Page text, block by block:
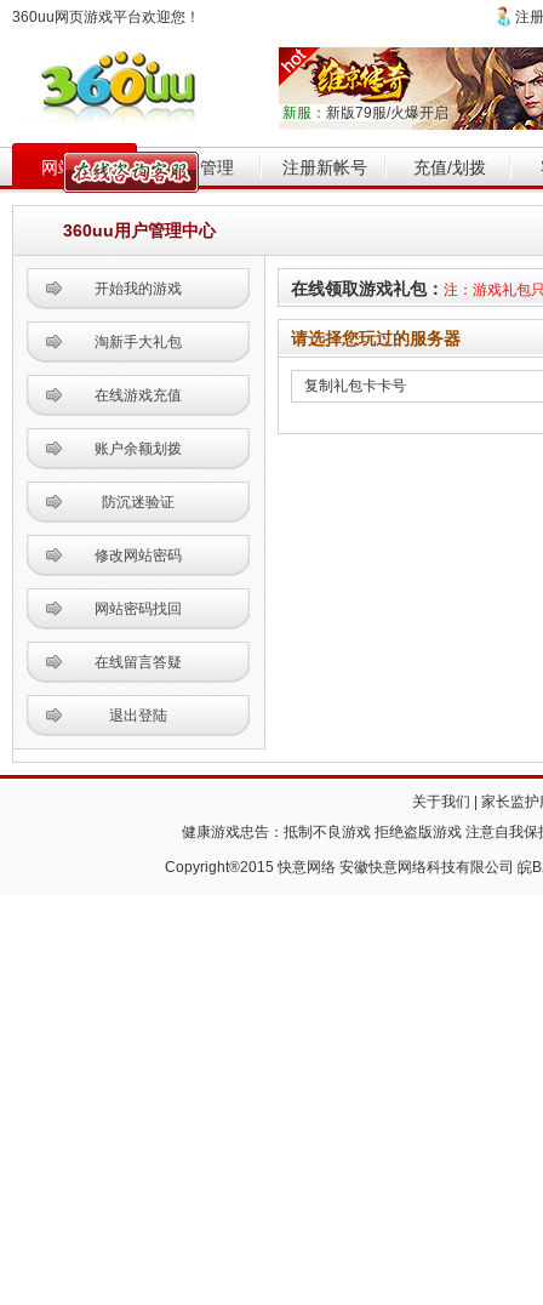
360uu网页游戏平台欢迎您！ 注册
新服： 新版79服/火爆开启
网站首页 帐号管理 注册新帐号 充值/划拨
360uu用户管理中心
开始我的游戏
淘新手大礼包
在线游戏充值
账户余额划拨
防沉迷验证
修改网站密码
网站密码找回
在线留言答疑
退出登陆
在线领取游戏礼包： 注：游戏礼包
请选择您玩过的服务器
关于我们
家长监护
健康游戏忠告：抵制不良游戏 拒绝盗版游戏 注意自我
Copyright®2015 快意网络 安徽快意网络科技有限公司 皖